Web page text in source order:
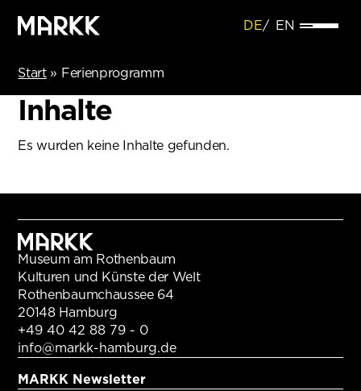
DE EN
Start» Ferienprogramm
Inhalte
Es wurden keine Inhalte gefunden.
Museum am Rothenbaum
Kulturen und Künste der Welt
Rothenbaumchaussee 64
20148 Hamburg
+49 40 42 88 79 - 0
info@markk-hamburg.de
MARKK Newsletter